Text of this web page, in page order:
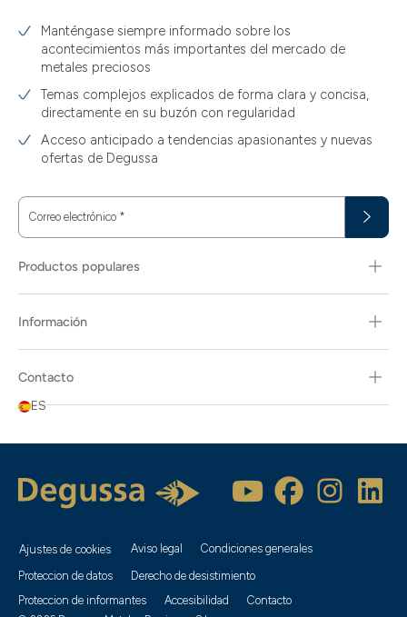
Manténgase siempre informado sobre los
acontecimientos más importantes del mercado de
metales preciosos
Temas complejos explicados de forma clara y concisa,
directamente en su buzón con regularidad
Acceso anticipado a tendencias apasionantes y nuevas
ofertas de Degussa
Correo electrónico *
Productos populares
Información
Contacto
ES
Ajustes de cookies Aviso legal
Condiciones generales
Proteccion de datos
Derecho de desistimiento
Proteccion de informantes
Accesibilidad
Contacto